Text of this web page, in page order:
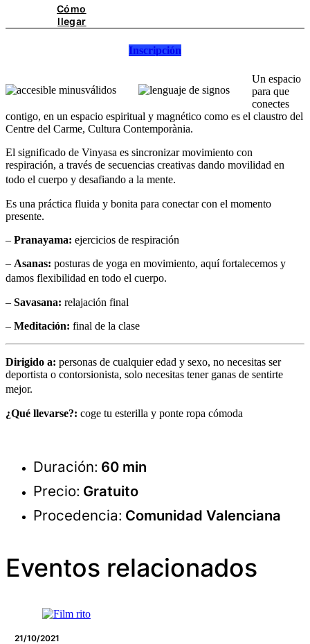
Cómo
llegar
Inscripción
Un espacio
para que
conectes
contigo, en un espacio espiritual y magnético como es el claustro del
Centre del Carme, Cultura Contemporània.
El significado de Vinyasa es sincronizar movimiento con
respiración, a través de secuencias creativas dando movilidad en
todo el cuerpo y desafiando a la mente.
Es una práctica fluida y bonita para conectar con el momento
presente.
– Pranayama: ejercicios de respiración
– Asanas: posturas de yoga en movimiento, aquí fortalecemos y
damos flexibilidad en todo el cuerpo.
– Savasana: relajación final
– Meditación: final de la clase
Dirigido a: personas de cualquier edad y sexo, no necesitas ser
deportista o contorsionista, solo necesitas tener ganas de sentirte
mejor.
¿Qué llevarse?: coge tu esterilla y ponte ropa cómoda
Duración: 60 min
Precio: Gratuito
Procedencia: Comunidad Valenciana
Eventos relacionados
21/10/2021